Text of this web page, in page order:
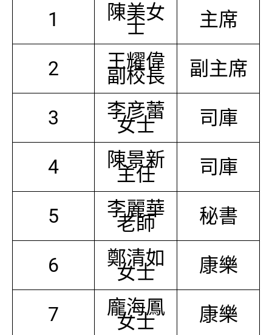
1
陳美女
士 主席
2 王耀偉
副校長 副主席
3 李彦蕾
女士 司庫
4 陳景新
主任 司庫
5 李麗華
老師 秘書
6 鄭清如
女士 康樂
7 龐海鳳
女士 康樂